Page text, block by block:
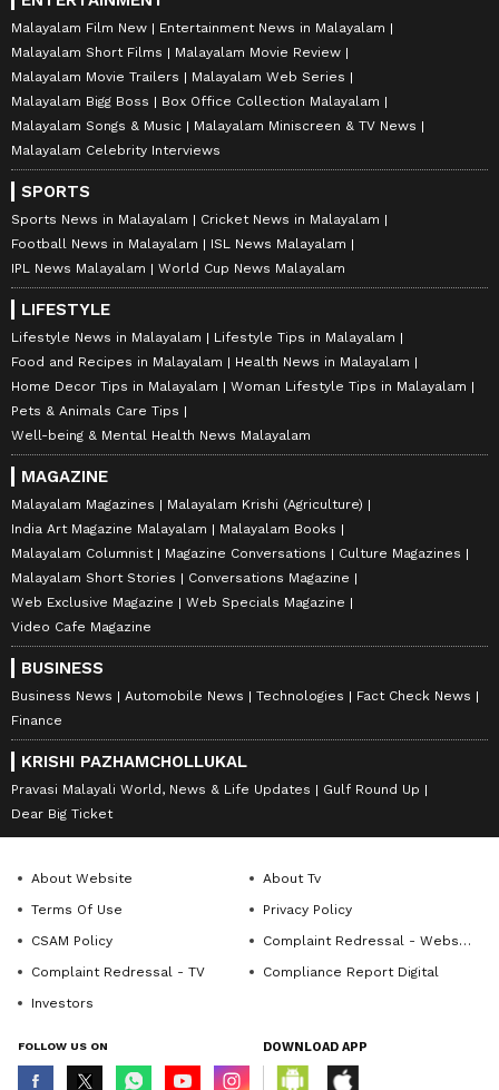
Malayalam Film New
Entertainment News in Malayalam
Malayalam Short Films
Malayalam Movie Review
Malayalam Movie Trailers
Malayalam Web Series
Malayalam Bigg Boss
Box Office Collection Malayalam
Malayalam Songs & Music
Malayalam Miniscreen & TV News
Malayalam Celebrity Interviews
SPORTS
Sports News in Malayalam
Cricket News in Malayalam
Football News in Malayalam
ISL News Malayalam
IPL News Malayalam
World Cup News Malayalam
LIFESTYLE
Lifestyle News in Malayalam
Lifestyle Tips in Malayalam
Food and Recipes in Malayalam
Health News in Malayalam
Home Decor Tips in Malayalam
Woman Lifestyle Tips in Malayalam
Pets & Animals Care Tips
Well-being & Mental Health News Malayalam
MAGAZINE
Malayalam Magazines
Malayalam Krishi (Agriculture)
India Art Magazine Malayalam
Malayalam Books
Malayalam Columnist
Magazine Conversations
Culture Magazines
Malayalam Short Stories
Conversations Magazine
Web Exclusive Magazine
Web Specials Magazine
Video Cafe Magazine
BUSINESS
Business News Automobile News Technologies
Fact Check News
Finance
KRISHI PAZHAMCHOLLUKAL
Pravasi Malayali World, News & Life Updates
Gulf Round Up
Dear Big Ticket
About Website
About Tv
Terms Of Use
Privacy Policy
CSAM Policy
Complaint Redressal - Website
Complaint Redressal - TV
Compliance Report Digital
Investors
FOLLOW US ON DOWNLOAD APP